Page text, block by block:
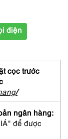
điện
cọc trước
/
ngân hàng:
để được